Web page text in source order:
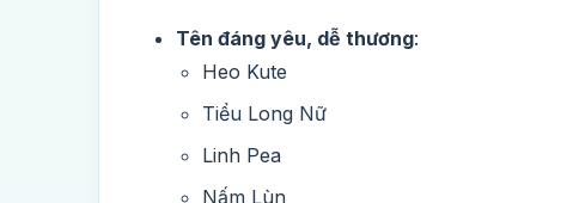
Tên đáng yêu, dễ thương:
Heo Kute
Tiểu Long Nữ
Linh Pea
Nấm Lùn